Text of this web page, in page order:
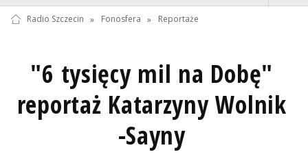
Radio Szczecin » Fonosfera » Reportaże
"6 tysięcy mil na Dobę"
reportaż Katarzyny Wolnik
-Sayny